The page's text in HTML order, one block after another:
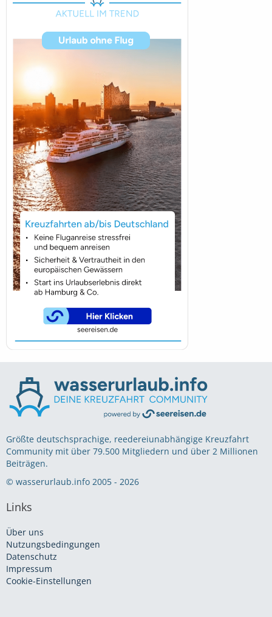
Größte deutschsprachige, reedereiunabhängige Kreuzfahrt
Community mit über 79.500 Mitgliedern und über 2 Millionen
Beiträgen.
© wasserurlaub.info 2005 - 2026
Links
Über uns
Nutzungsbedingungen
Datenschutz
Impressum
Cookie-Einstellungen